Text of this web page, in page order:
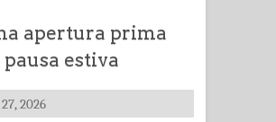
apertura prima
estiva
2026